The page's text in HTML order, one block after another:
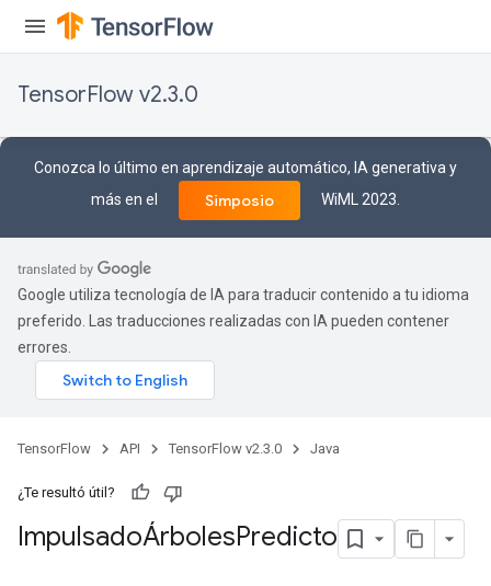
TensorFlow v2.3.0
Conozca lo último en aprendizaje automático, IA generativa y
más en el
Simposio WiML 2023.
Google utiliza tecnología de IA para traducir contenido a tu idioma
preferido. Las traducciones realizadas con IA pueden contener
errores.
TensorFlow API TensorFlow v2.3.0 Java
¿Te resultó útil?
ImpulsadoÁrbolesPredicto